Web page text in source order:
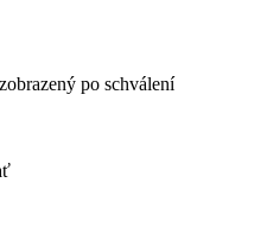
po schválení